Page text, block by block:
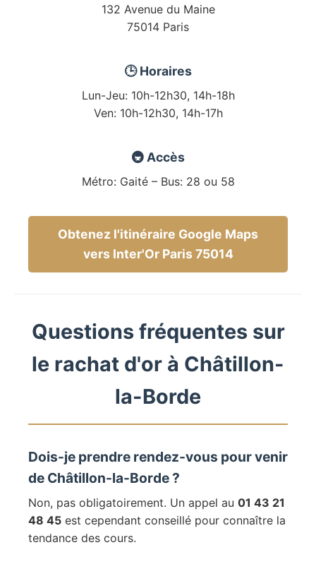
132 Avenue du Maine
75014 Paris
🕒 Horaires
Lun-Jeu: 10h-12h30, 14h-18h
Ven: 10h-12h30, 14h-17h
🚇 Accès
Métro: Gaité – Bus: 28 ou 58
Obtenez l'itinéraire Google Maps
vers Inter'Or Paris 75014
Questions fréquentes sur
le rachat d'or à Châtillon-
la-Borde
Dois-je prendre rendez-vous pour venir
de Châtillon-la-Borde ?
Non, pas obligatoirement. Un appel au 01 43 21
48 45 est cependant conseillé pour connaître la
tendance des cours.